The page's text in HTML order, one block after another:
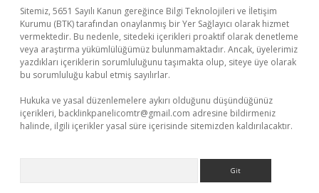
Sitemiz, 5651 Sayılı Kanun gereğince Bilgi Teknolojileri ve İletişim
Kurumu (BTK) tarafından onaylanmış bir Yer Sağlayıcı olarak hizmet
vermektedir. Bu nedenle, sitedeki içerikleri proaktif olarak denetleme
veya araştırma yükümlülüğümüz bulunmamaktadır. Ancak, üyelerimiz
yazdıkları içeriklerin sorumluluğunu taşımakta olup, siteye üye olarak
bu sorumluluğu kabul etmiş sayılırlar.
Hukuka ve yasal düzenlemelere aykırı olduğunu düşündüğünüz
içerikleri, backlinkpanelicomtr@gmail.com adresine bildirmeniz
halinde, ilgili içerikler yasal süre içerisinde sitemizden kaldırılacaktır.